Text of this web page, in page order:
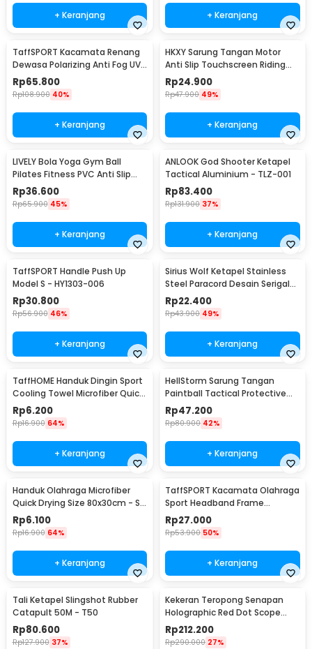
+ Keranjang + Keranjang
TaffSPORT Kacamata Renang
Dewasa Polarizing Anti Fog UV
Protection - GOG-3610
Rp65.800
Rp108.900 40%
+ Keranjang
HKXY Sarung Tangan Motor
Anti Slip Touchscreen Riding
Glove 1 Pair M
Rp24.900
Rp47.900 49%
+ Keranjang
LIVELY Bola Yoga Gym Ball
Pilates Fitness PVC Anti Slip
55cm
Rp36.600
Rp65.900 45%
+ Keranjang
ANLOOK God Shooter Ketapel
Tactical Aluminium - TLZ-001
Rp83.400
Rp131.900 37%
+ Keranjang
TaffSPORT Handle Push Up
Model S - HY1303-006
Rp30.800
Rp56.900 46%
+ Keranjang
Sirius Wolf Ketapel Stainless
Steel Paracord Desain Serigala
- HW-GJ049
Rp22.400
Rp43.900 49%
+ Keranjang
TaffHOME Handuk Dingin Sport
Cooling Towel Microfiber Quick
Dry - SH-C00290
Rp6.200
Rp16.900 64%
+ Keranjang
HellStorm Sarung Tangan
Paintball Tactical Protective
Gloves Nylon L - HS210
Rp47.200
Rp80.900 42%
+ Keranjang
Handuk Olahraga Microfiber
Quick Drying Size 80x30cm - S-
50
Rp6.100
Rp16.900 64%
+ Keranjang
TaffSPORT Kacamata Olahraga
Sport Headband Frame
Glasses - 9833
Rp27.000
Rp53.900 50%
+ Keranjang
Tali Ketapel Slingshot Rubber
Catapult 50M - T50
Rp80.600
Rp127.900 37%
Kekeran Teropong Senapan
Holographic Red Dot Scope
20mm - M-01
Rp212.200
Rp290.000 27%